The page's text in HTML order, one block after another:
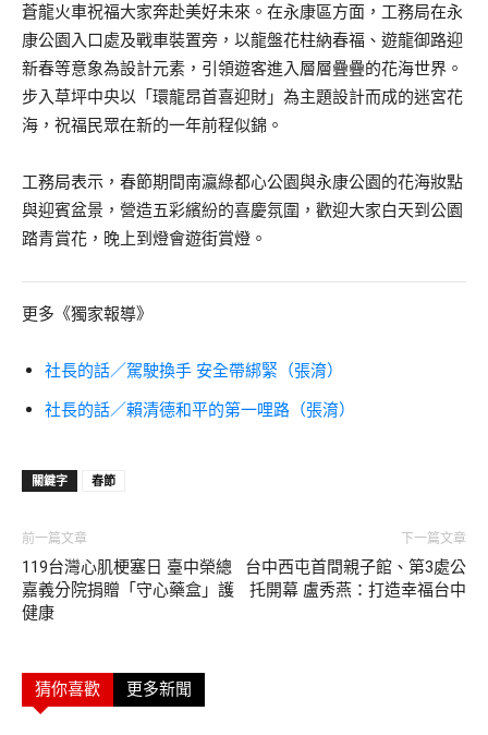
蒼龍火車祝福大家奔赴美好未來。在永康區方面，工務局在永
康公園入口處及戰車裝置旁，以龍盤花柱納春福、遊龍御路迎
新春等意象為設計元素，引領遊客進入層層疊疊的花海世界。
步入草坪中央以「環龍昂首喜迎財」為主題設計而成的迷宮花
海，祝福民眾在新的一年前程似錦。
工務局表示，春節期間南瀛綠都心公園與永康公園的花海妝點
與迎賓盆景，營造五彩繽紛的喜慶氛圍，歡迎大家白天到公園
踏青賞花，晚上到燈會遊街賞燈。
更多《獨家報導》
社長的話／駕駛換手 安全帶綁緊（張淯）
社長的話／賴清德和平的第一哩路（張淯）
關鍵字 春節
前一篇文章
119台灣心肌梗塞日 臺中榮總
嘉義分院捐贈「守心藥盒」護
健康
下一篇文章
台中西屯首間親子館、第3處公
托開幕 盧秀燕：打造幸福台中
猜你喜歡 更多新聞